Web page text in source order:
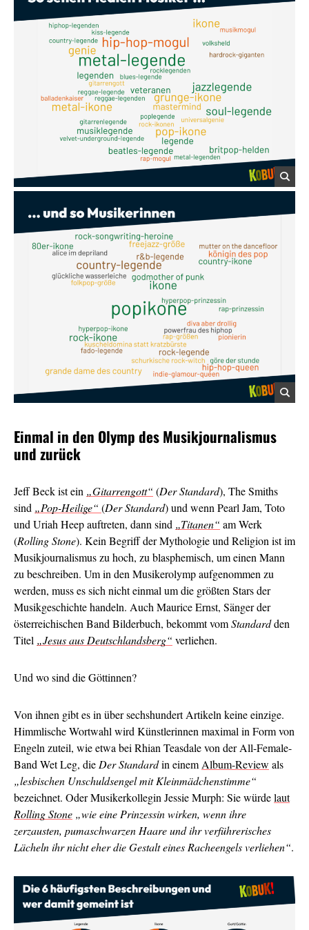
Einmal in den Olymp des Musikjournalismus
und zurück
Jeff Beck ist ein „Gitarrengott“ (Der Standard), The Smiths
sind „Pop-Heilige“ (Der Standard) und wenn Pearl Jam, Toto
und Uriah Heep auftreten, dann sind „Titanen“ am Werk
(Rolling Stone). Kein Begriff der Mythologie und Religion ist im
Musikjournalismus zu hoch, zu blasphemisch, um einen Mann
zu beschreiben. Um in den Musikerolymp aufgenommen zu
werden, muss es sich nicht einmal um die größten Stars der
Musikgeschichte handeln. Auch Maurice Ernst, Sänger der
österreichischen Band Bilderbuch, bekommt vomStandardden
Titel „Jesus aus Deutschlandsberg“ verliehen.
Und wo sind die Göttinnen?
Von ihnen gibt es in über sechshundert Artikeln keine einzige.
Himmlische Wortwahl wird Künstlerinnen maximal in Form von
Engeln zuteil, wie etwa bei Rhian Teasdale von der All-Female-
Band Wet Leg, die Der Standardin einem Album-Review als
„lesbischen Unschuldsengel mit Kleinmädchenstimme“
bezeichnet. Oder Musikerkollegin Jessie Murph: Sie würdelaut
Rolling Stone „wie eine Prinzessin wirken, wenn ihre
zerzausten, pumaschwarzen Haare und ihr verführerisches
Lächeln ihr nicht eher die Gestalt eines Racheengels verliehen“.